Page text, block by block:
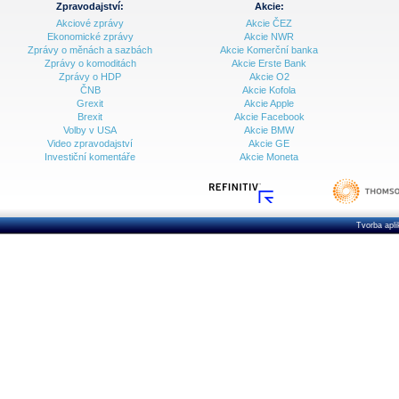
Archiv - Vývoj české koruny
Archiv analýz - Makroukazatele
Ceny průmyslových výrobců - Data a prognózy
Ceny průmyslových výrobců - Graf (ČR)
Ceny průmyslových výrobců - Kalendář (ČR)
Ceny průmyslových výrobců - Zpravodajství
Databanka - Ceny
Zpravodajství:
Akciové zprávy
Ekonomické zprávy
Zprávy o měnách a sazbách
Zprávy o komoditách
Zprávy o HDP
ČNB
Grexit
Brexit
Volby v USA
Video zpravodajství
Investiční komentáře
Akcie:
Akcie ČEZ
Akcie NWR
Akcie Komerční banka
Akcie Erste Bank
Akcie O2
Akcie Kofola
Akcie Apple
Akcie Facebook
Akcie BMW
Akcie GE
Akcie Moneta
Tvorba